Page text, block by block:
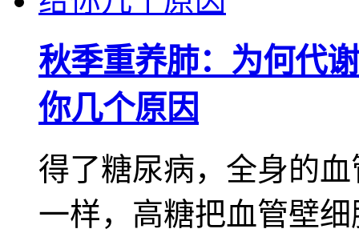
秋季重养肺：为何代
你几个原因
得了糖尿病，全身的
一样，高糖把血管壁